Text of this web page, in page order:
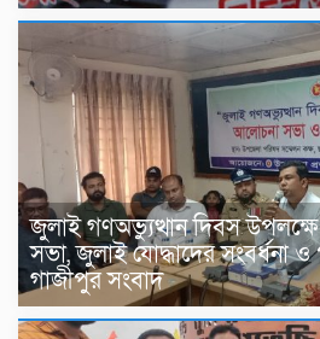
জুলাই গণঅভ্যুত্থান দিবস
সভা, জুলাই যোদ্ধাদের সংবর্ধনা
গাজীপুর সংবাদ